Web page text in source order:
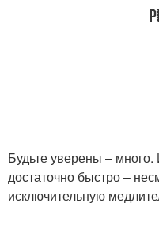
Будьте уверены –
достаточно быстро –
исключительную